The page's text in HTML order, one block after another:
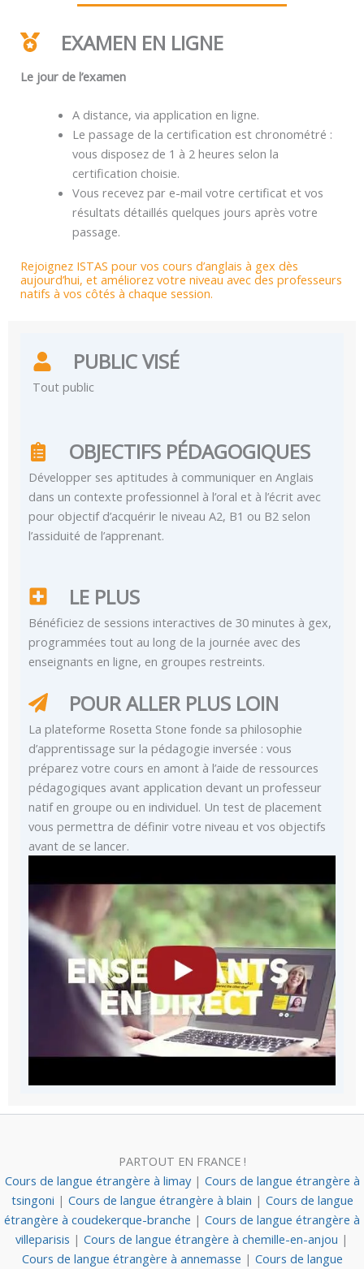
EXAMEN EN LIGNE
Le jour de l’examen
A distance, via application en ligne.
Le passage de la certification est chronométré :
vous disposez de 1 à 2 heures selon la
certification choisie.
Vous recevez par e-mail votre certificat et vos
résultats détaillés quelques jours après votre
passage.
Rejoignez ISTAS pour vos cours d’anglais à gex dès
aujourd’hui, et améliorez votre niveau avec des professeurs
natifs à vos côtés à chaque session.
PUBLIC VISÉ
Tout public
OBJECTIFS PÉDAGOGIQUES
Développer ses aptitudes à communiquer en Anglais
dans un contexte professionnel à l’oral et à l’écrit avec
pour objectif d’acquérir le niveau A2, B1 ou B2 selon
l’assiduité de l’apprenant.
LE PLUS
Bénéficiez de sessions interactives de 30 minutes à gex,
programmées tout au long de la journée avec des
enseignants en ligne, en groupes restreints.
POUR ALLER PLUS LOIN
La plateforme Rosetta Stone fonde sa philosophie
d’apprentissage sur la pédagogie inversée : vous
préparez votre cours en amont à l’aide de ressources
pédagogiques avant application devant un professeur
natif en groupe ou en individuel. Un test de placement
vous permettra de définir votre niveau et vos objectifs
avant de se lancer.
PARTOUT EN FRANCE !
Cours de langue étrangère à limay | Cours de langue étrangère à
tsingoni | Cours de langue étrangère à blain | Cours de langue
étrangère à coudekerque-branche | Cours de langue étrangère à
villeparisis | Cours de langue étrangère à chemille-en-anjou |
Cours de langue étrangère à annemasse | Cours de langue